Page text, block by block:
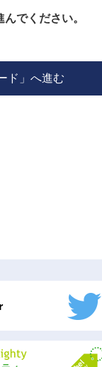
でください。
ド」へ進む